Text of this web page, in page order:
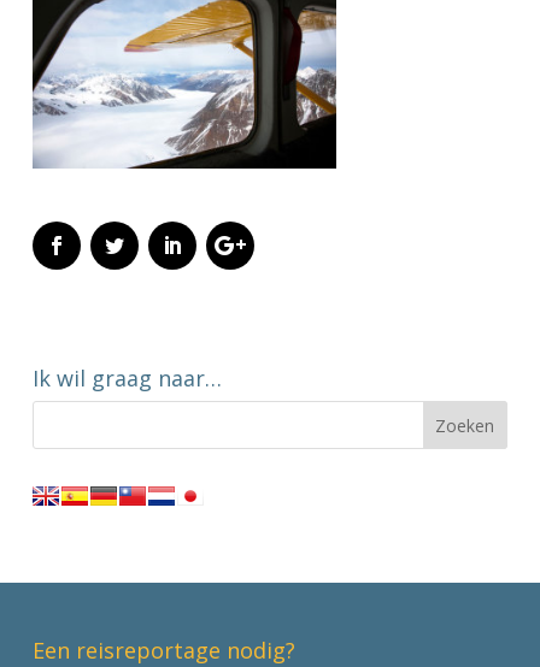
Ik wil graag naar…
Een reisreportage nodig?